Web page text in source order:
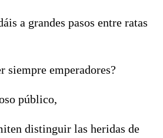
a grandes pasos entre ratas
siempre emperadores?
público,
distinguir las heridas de